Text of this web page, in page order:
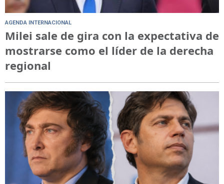
AGENDA INTERNACIONAL
Milei sale de gira con la expectativa de
mostrarse como el líder de la derecha
regional